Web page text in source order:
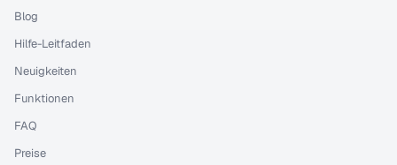
Blog
Hilfe-Leitfaden
Neuigkeiten
Funktionen
FAQ
Preise